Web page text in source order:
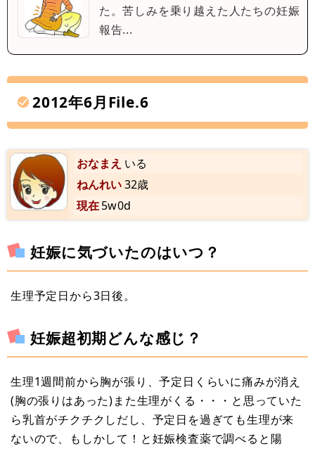
た。苦しみを乗り越えた人たちの妊娠
報告...
2012年6月File.6
おなまえ いる
ねんれい32歳
現在5w0d
妊娠に気づいたのはいつ？
生理予定日から3日後。
妊娠超初期どんな感じ？
生理1週間前から胸が張り、予定日くらいに痛みが消え
(胸の張りはあった)また生理がくる・・・と思っていた
ら乳首がチクチクしだし、予定日を過ぎても生理が来
ないので、もしかして！と妊娠検査薬で調べると陽